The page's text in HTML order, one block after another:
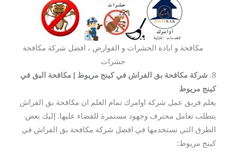
مكافحة و ابادة الحشرات و القوارض ، افضل شركة مكافحة
حشرات
8. شركة مكافحة بق الفراش في كينج مريوط
| مكافحة البق في
كينج مريوط
يعلم فريق عمل شركة اوامرك تمام العلم ان مكافحة بق الفراش
يتطلب تعامل محترف وجهود مستمرة للقضاء عليها. إليك بعض
الطرق التي نستخدمها في افضل شركة مكافحة بق الفراش في
كينج مريوط: